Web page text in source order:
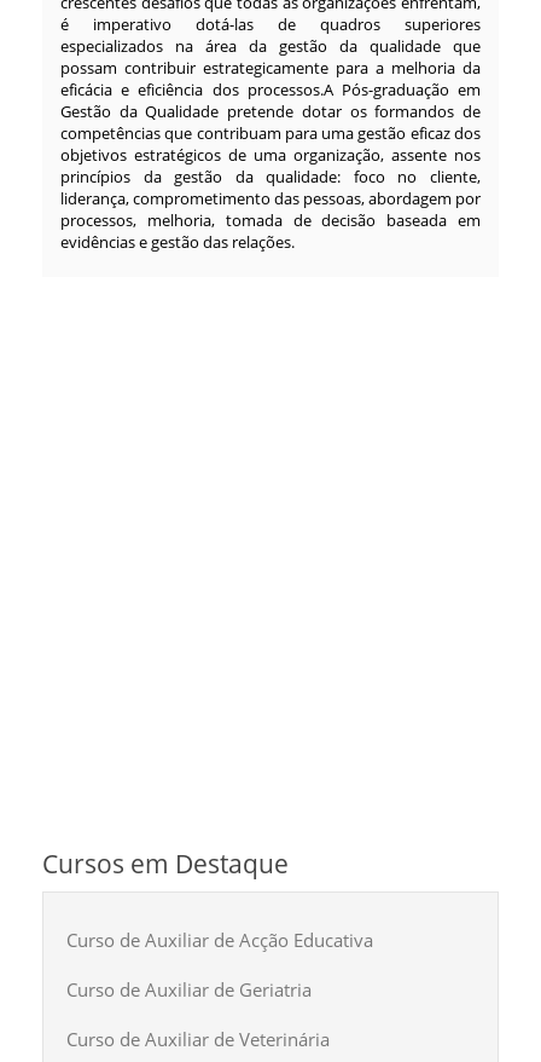
é imperativo dotá-las de quadros superiores
especializados na área da gestão da qualidade que
possam contribuir estrategicamente para a melhoria da
eficácia e eficiência dos processos.A Pós-graduação em
Gestão da Qualidade pretende dotar os formandos de
competências que contribuam para uma gestão eficaz dos
objetivos estratégicos de uma organização, assente nos
princípios da gestão da qualidade: foco no cliente,
liderança, comprometimento das pessoas, abordagem por
processos, melhoria, tomada de decisão baseada em
evidências e gestão das relações.
Cursos em Destaque
Curso de Auxiliar de Acção Educativa
Curso de Auxiliar de Geriatria
Curso de Auxiliar de Veterinária